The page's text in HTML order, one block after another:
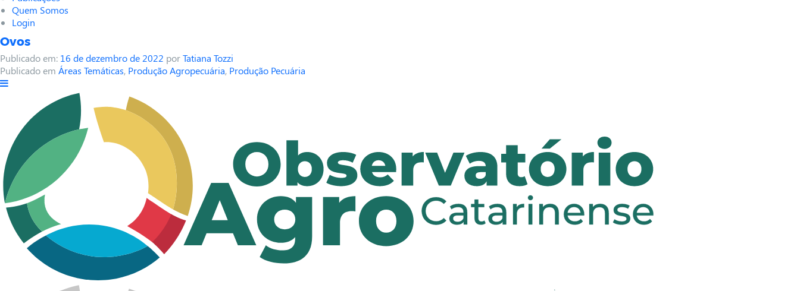
Quem Somos
Login
Ovos
Publicado em: 16 de dezembro de 2022 porTatiana Tozzi
Publicado em Áreas Temáticas, Produção Agropecuária, Produção Pecuária